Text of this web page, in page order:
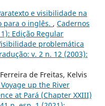
e visibilidade na
para o inglês. , Cadernos
Edição Regular
problemática
v. 2 n. 12 (2003):
de Freitas, Kelvis
up the River
at Pará (Chapter XXIII)